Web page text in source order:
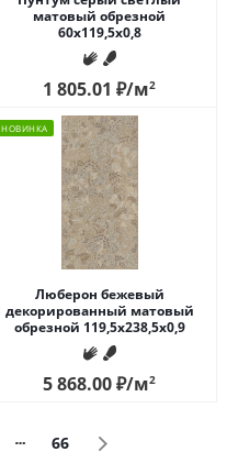
матовый обрезной
60x119,5x0,8
1 805.01 ₽/м2
НОВИНКА
Люберон бежевый
декорированный матовый
обрезной 119,5x238,5x0,9
5 868.00₽/м2
66